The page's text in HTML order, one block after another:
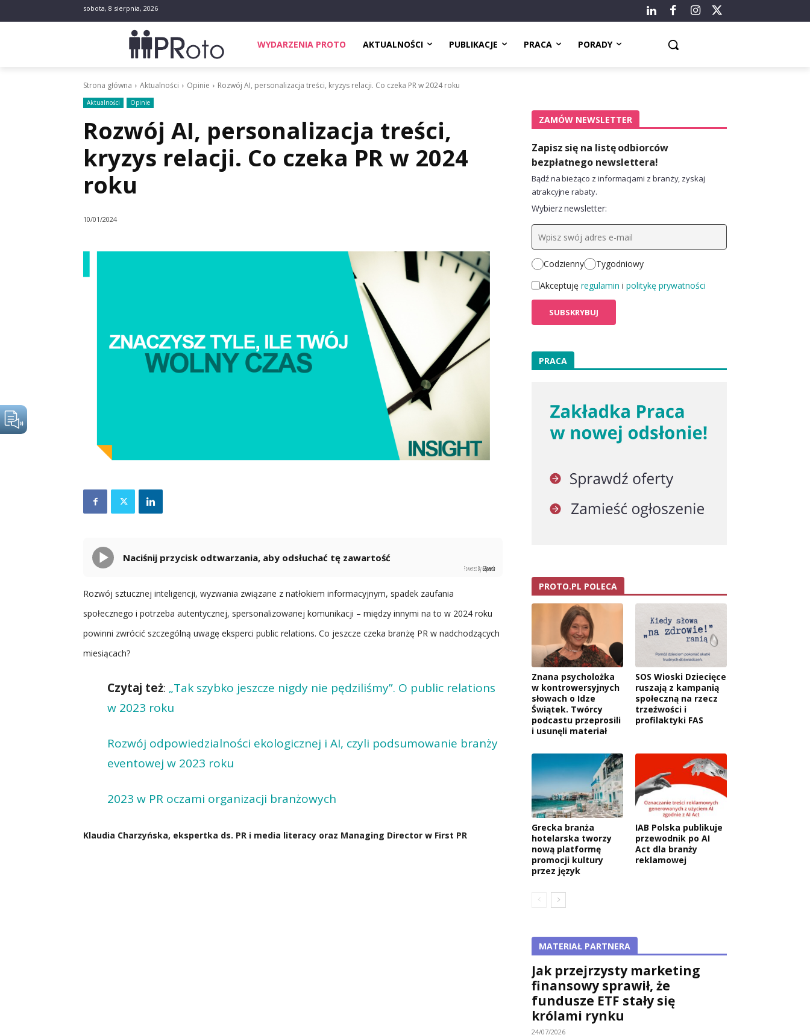
sobota, 8 sierpnia, 2026
WYDARZENIA PROTO AKTUALNOŚCI PUBLIKACJE PRACA PORADY
Strona główna Aktualności Opinie Rozwój AI, personalizacja treści, kryzys relacji. Co czeka PR w 2024 roku
Aktualności Opinie
Rozwój AI, personalizacja treści,
kryzys relacji. Co czeka PR w 2024
roku
10/01/2024
Naciśnij przycisk odtwarzania, aby odsłuchać tę zawartość
Powered By GSpeech
Rozwój sztucznej inteligencji, wyzwania związane z natłokiem informacyjnym, spadek zaufania
społecznego i potrzeba autentycznej, spersonalizowanej komunikacji – między innymi na to w 2024 roku
powinni zwrócić szczególną uwagę eksperci public relations. Co jeszcze czeka branżę PR w nadchodzących
miesiącach?
Czytaj też: „Tak szybko jeszcze nigdy nie pędziliśmy”. O public relations
w 2023 roku
Rozwój odpowiedzialności ekologicznej i AI, czyli podsumowanie branży
eventowej w 2023 roku
2023 w PR oczami organizacji branżowych
Klaudia Charzyńska, ekspertka ds. PR i media literacy oraz Managing Director w First PR
ZAMÓW NEWSLETTER
Zapisz się na listę odbiorców
bezpłatnego newslettera!
Bądź na bieżąco z informacjami z branży, zyskaj
atrakcyjne rabaty.
Wybierz newsletter:
Codzienny
Tygodniowy
Akceptuję regulamin i politykę prywatności
PRACA
PROTO.PL POLECA
Znana psycholożka
w kontrowersyjnych
słowach o Idze
Świątek. Twórcy
podcastu przeprosili
i usunęli materiał
SOS Wioski Dziecięce
ruszają z kampanią
społeczną na rzecz
trzeźwości i
profilaktyki FAS
Grecka branża
hotelarska tworzy
nową platformę
promocji kultury
przez język
IAB Polska publikuje
przewodnik po AI
Act dla branży
reklamowej
MATERIAŁ PARTNERA
Jak przejrzysty marketing
finansowy sprawił, że
fundusze ETF stały się
królami rynku
24/07/2026